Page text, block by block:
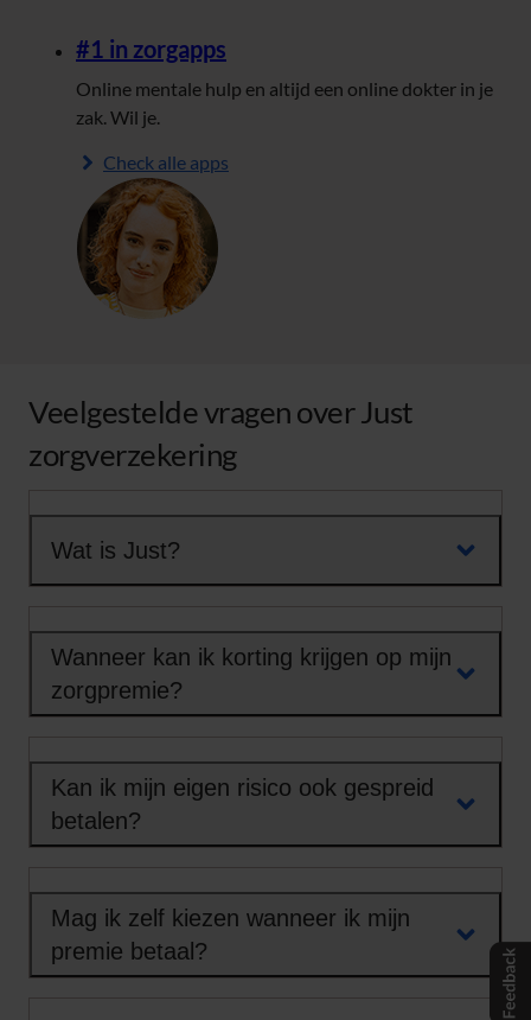
#1 in zorgapps
Online mentale hulp en altijd een online dokter in je
zak. Wil je.
Check alle apps
Veelgestelde vragen over Just
zorgverzekering
Wat is Just?
Wanneer kan ik korting krijgen op mijn
zorgpremie?
Kan ik mijn eigen risico ook gespreid
betalen?
Mag ik zelf kiezen wanneer ik mijn
premie betaal?